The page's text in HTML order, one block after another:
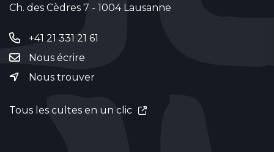
Ch. des Cèdres 7 - 1004 Lausanne
+41 21 331 21 61
Nous écrire
Nous trouver
Tous les cultes en un clic